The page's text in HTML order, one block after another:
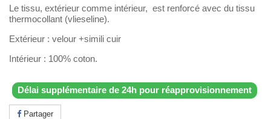
Le tissu, extérieur comme intérieur, est renforcé avec du tissu
thermocollant (vlieseline).
Extérieur : velour +simili cuir
Intérieur : 100% coton.
Délai supplémentaire de 24h pour réapprovisionnement
Partager